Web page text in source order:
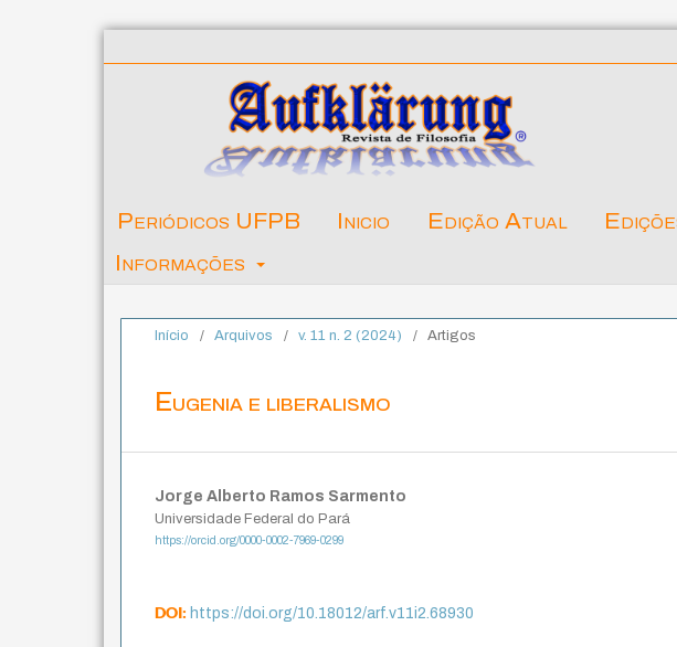
Periódicos UFPB Inicio Edição Atual
Informações
Início / Arquivos / v. 11 n. 2 (2024) / Artigos
Eugenia e liberalismo
Jorge Alberto Ramos Sarmento
Universidade Federal do Pará
https://orcid.org/0000-0002-7969-0299
DOI:https://doi.org/10.18012/arf.v11i2.68930